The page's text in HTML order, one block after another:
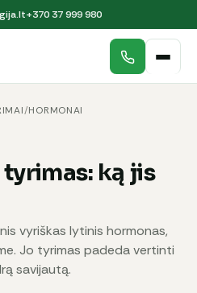
+370 37 999 980
/HORMONAI
ką jis
vyriškas lytinis hormonas,
Jo tyrimas padeda vertinti
savijautą.